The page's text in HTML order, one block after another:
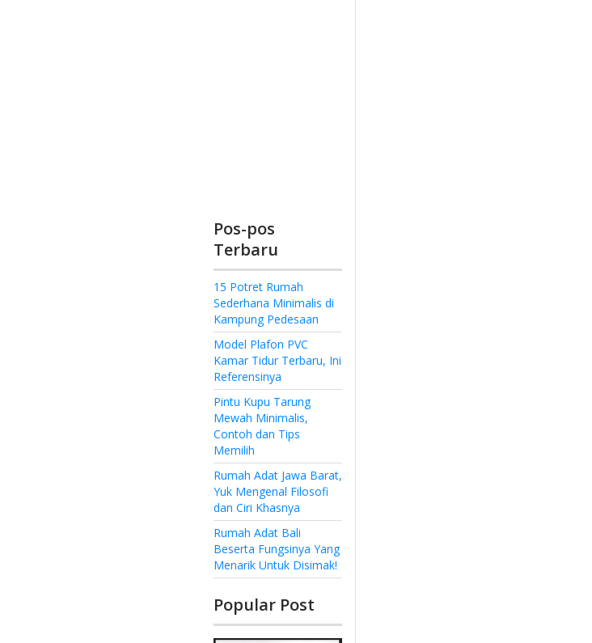
Pos-pos
Terbaru
15 Potret Rumah
Sederhana Minimalis di
Kampung Pedesaan
Model Plafon PVC
Kamar Tidur Terbaru, Ini
Referensinya
Pintu Kupu Tarung
Mewah Minimalis,
Contoh dan Tips
Memilih
Rumah Adat Jawa Barat,
Yuk Mengenal Filosofi
dan Ciri Khasnya
Rumah Adat Bali
Beserta Fungsinya Yang
Menarik Untuk Disimak!
Popular Post